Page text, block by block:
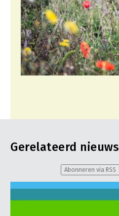
Gerelateerd nieuws
Abonneren via RSS